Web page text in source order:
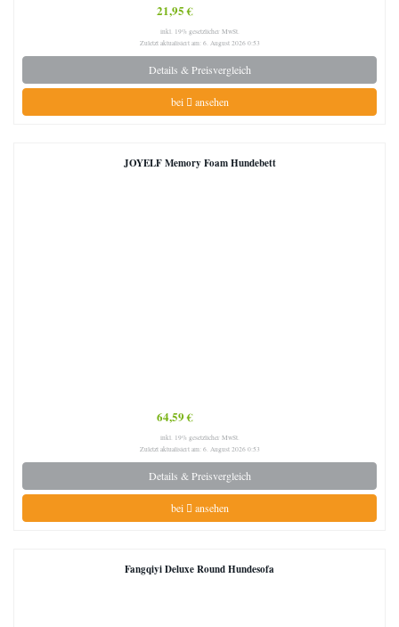
21,95 €
inkl. 19% gesetzlicher MwSt.
Zuletzt aktualisiert am: 6. August 2026 0:53
Details & Preisvergleich
bei ansehen
JOYELF Memory Foam Hundebett
64,59 €
inkl. 19% gesetzlicher MwSt.
Zuletzt aktualisiert am: 6. August 2026 0:53
Details & Preisvergleich
bei ansehen
Fangqiyi Deluxe Round Hundesofa